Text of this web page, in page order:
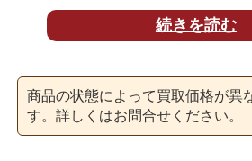
いたしております。
「金剛流謡曲全集」は
能楽のシテ方五流の一つである
金剛流に伝わる謡を
続きを読む
商品の状態によって買取価格が異
す。詳しくはお問合せください。